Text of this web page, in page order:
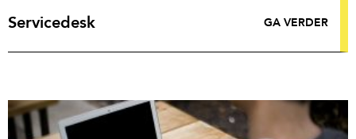
Servicedesk GA VERDER